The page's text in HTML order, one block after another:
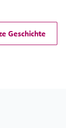
Geschichte